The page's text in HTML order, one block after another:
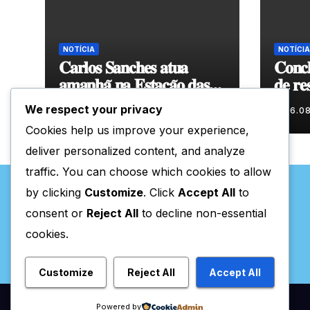
NOTÍCIA
𝐂𝐚𝐫𝐥𝐨𝐬 𝐒𝐚𝐧𝐜𝐡𝐞𝐬 𝐚𝐭𝐮𝐚
𝐚𝐦𝐚𝐧𝐡𝐚̃ 𝐧𝐚 𝐄𝐬𝐭𝐚𝐜̧𝐚̃𝐨 𝐝𝐚𝐬
𝐀𝐫𝐭𝐞𝐬
06.08.2026
NOTÍCIA
𝐝𝐞
Valpaços Online
We respect your privacy
Cookies help us improve your experience,
deliver personalized content, and analyze
traffic. You can choose which cookies to allow
by clicking Customize. Click Accept All to
consent or Reject All to decline non-essential
cookies.
Customize Reject All Accept All
Powered by